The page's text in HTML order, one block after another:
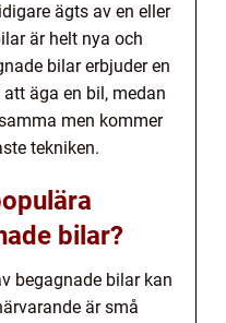
ägts av en eller
är helt nya och
bilar erbjuder en
äga en bil, medan
men kommer
tekniken.
bilar?
begagnade bilar kan
är små